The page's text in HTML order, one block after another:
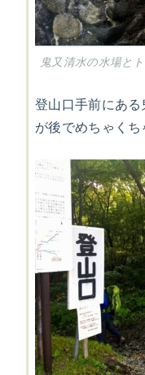
鬼又清水の水場と
登山口手前にあ
が後でめちゃくち